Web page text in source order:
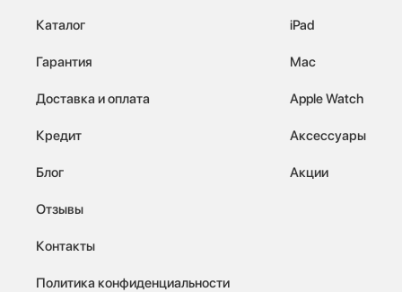
Каталог
Гарантия
Доставка и оплата
Кредит
Блог
Отзывы
Контакты
Политика конфиденциальности
iPad
Mac
Apple Watch
Аксессуары
Акции